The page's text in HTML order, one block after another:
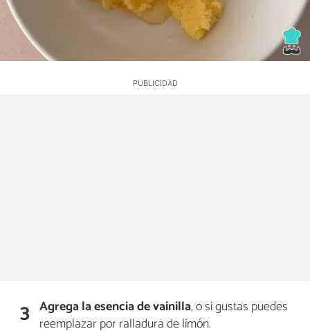
3 Agrega la esencia de vainilla, o si gustas puedes
reemplazar por ralladura de limón.